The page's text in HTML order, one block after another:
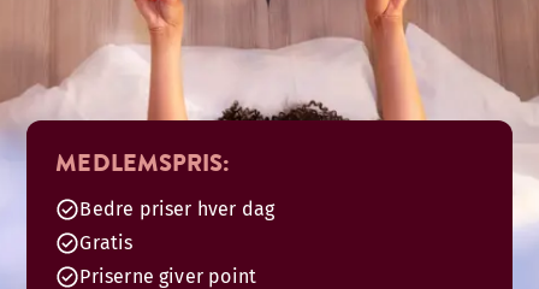
MEDLEMSPRIS:
Bedre priser hver dag
Gratis
Priserne giver point